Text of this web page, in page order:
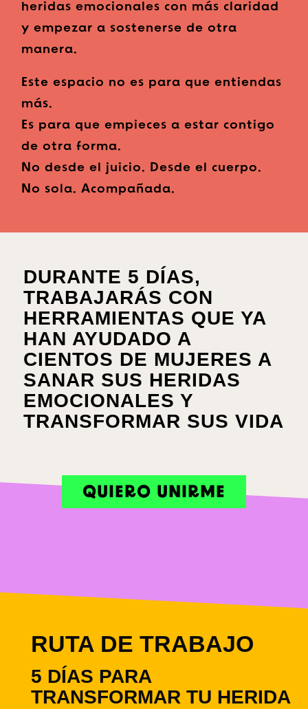
heridas emocionales con más claridad
y empezar a sostenerse de otra
manera.
Este espacio no es para que entiendas
más.
Es para que empieces a estar contigo
de otra forma.
No desde el juicio. Desde el cuerpo.
No sola. Acompañada.
DURANTE 5 DÍAS,
TRABAJARÁS CON
HERRAMIENTAS QUE YA
HAN AYUDADO A
CIENTOS DE MUJERES A
SANAR SUS HERIDAS
EMOCIONALES Y
TRANSFORMAR SUS VIDA
QUIERO UNIRME
RUTA DE TRABAJO
5 DÍAS PARA
TRANSFORMAR TU HERIDA